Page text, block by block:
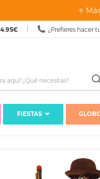
⭐
4.95€ ¿Prefieres hacer
FIESTAS